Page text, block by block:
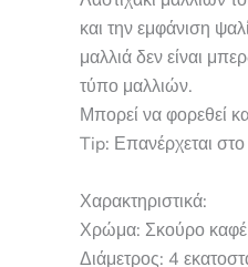
και την εμφάνιση
μαλλιά δεν είναι
τύπο μαλλιών.
Μπορεί να φορεθεί
Tip: Επανέρχεται
Χαρακτηριστικά:
Χρώμα: Σκούρο καφέ
Διάμετρος: 4